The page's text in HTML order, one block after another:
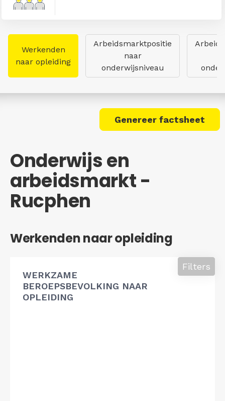
Werkenden
naar opleiding
Arbeidsmarktpositie
naar
onderwijsniveau
Genereer factsheet
Onderwijs en
arbeidsmarkt -
Rucphen
Werkenden naar opleiding
WERKZAME
BEROEPSBEVOLKING NAAR
OPLEIDING
Filters